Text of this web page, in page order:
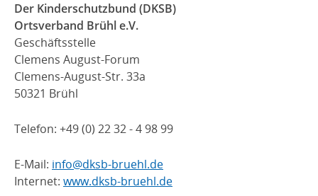
Der Kinderschutzbund (DKSB)
Ortsverband Brühl e.V.
Geschäftsstelle
Clemens August-Forum
Clemens-August-Str. 33a
50321 Brühl
Telefon: +49 (0) 22 32 - 4 98 99
E-Mail: info@dksb-bruehl.de
Internet: www.dksb-bruehl.de